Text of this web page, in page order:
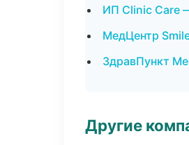
ИП Clinic Care
МедЦентр
ЗдравПункт
Другие